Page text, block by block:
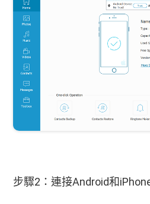
步驟2：連接Android和